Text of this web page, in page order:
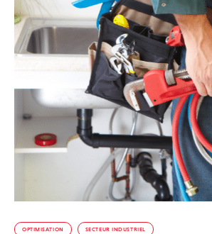
OPTIMISATION SECTEUR INDUSTRIEL